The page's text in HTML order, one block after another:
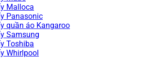
Malloca
Panasonic
quần áo Kangaroo
Samsung
Toshiba
Whirlpool